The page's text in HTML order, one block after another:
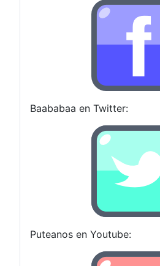
Baababaa en Twitter:
Puteanos en Youtube: